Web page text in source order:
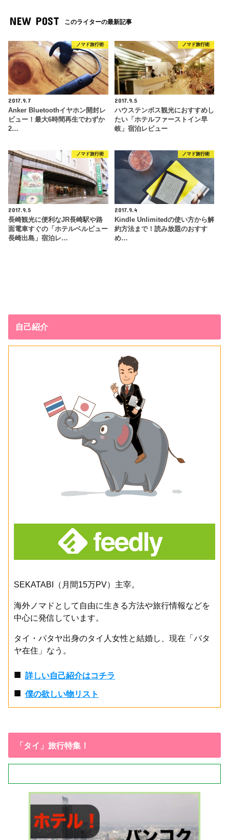
NEW POST このライターの最新記事
ノマド旅行術
2017.9.7
Anker Bluetoothイヤホン開封レ
ビュー！最大6時間再生でわずか
2…
ノマド旅行術
2017.9.5
ハウステンボス観光におすすめし
たい「ホテルファーストイン早
岐」宿泊レビュー
ノマド旅行術
2017.9.5
長崎観光に便利なJR長崎駅や路
面電車すぐの「ホテルベルビュー
長崎出島」宿泊レ…
ノマド旅行術
2017.9.4
Kindle Unlimitedの使い方から解
約方法まで！読み放題のおすす
め…
自己紹介
SEKATABI（月間15万PV）主宰。
海外ノマドとして自由に生きる方法や旅行情報などを
中心に発信しています。
タイ・パタヤ出身のタイ人女性と結婚し、現在「パタ
ヤ在住」なう。
■詳しい自己紹介はコチラ
■僕の欲しい物リスト
「タイ」旅行特集！